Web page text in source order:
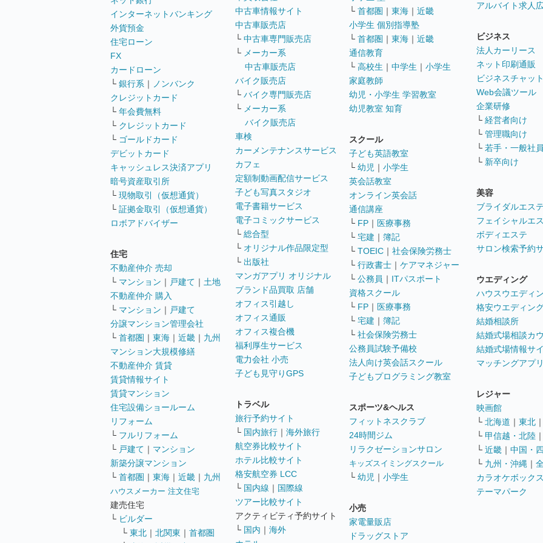
インターネットバンキング
外貨預金
住宅ローン
FX
カードローン
└ 銀行系 ｜
ノンバンク
クレジットカード
└ 年会費無料
└ クレジットカード
└ ゴールドカード
デビットカード
キャッシュレス決済アプリ
暗号資産取引所
└ 現物取引（仮想通貨）
└ 証拠金取引（仮想通貨）
ロボアドバイザー
住宅
不動産仲介 売却
└ マンション ｜ 戸建て ｜ 土地
不動産仲介 購入
└ マンション ｜ 戸建て
分譲マンション管理会社
└ 首都圏 ｜ 東海 ｜ 近畿 ｜ 九州
マンション大規模修繕
不動産仲介 賃貸
賃貸情報サイト
賃貸マンション
住宅設備ショールーム
リフォーム
└ フルリフォーム
└ 戸建て ｜ マンション
新築分譲マンション
└ 首都圏 ｜ 東海 ｜ 近畿 ｜ 九州
ハウスメーカー 注文住宅
建売住宅
└ ビルダー
└ 東北 ｜ 北関東 ｜ 首都圏
中古車情報サイト
中古車販売店
└ 中古車専門販売店
└ メーカー系
中古車販売店
バイク販売店
└ バイク専門販売店
└ メーカー系
バイク販売店
車検
カーメンテナンスサービス
カフェ
定額制動画配信サービス
子ども写真スタジオ
電子書籍サービス
電子コミックサービス
└ 総合型
└ オリジナル作品限定型
└ 出版社
マンガアプリ オリジナル
ブランド品買取 店舗
オフィス引越し
オフィス通販
オフィス複合機
福利厚生サービス
電力会社 小売
子ども見守りGPS
トラベル
旅行予約サイト
└ 国内旅行 ｜ 海外旅行
航空券比較サイト
ホテル比較サイト
格安航空券 LCC
└ 国内線 ｜ 国際線
ツアー比較サイト
アクティビティ予約サイト
└ 国内 ｜ 海外
└ 首都圏 ｜ 東海 ｜ 近畿
小学生 個別指導塾
└ 首都圏 ｜ 東海 ｜ 近畿
通信教育
└ 高校生 ｜ 中学生 ｜ 小学生
家庭教師
幼児・小学生 学習教室
幼児教室 知育
スクール
子ども英語教室
└ 幼児 ｜ 小学生
英会話教室
オンライン英会話
通信講座
└ FP ｜ 医療事務
└ 宅建 ｜ 簿記
└ TOEIC ｜ 社会保険労務士
└ 行政書士 ｜ ケアマネジャー
└ 公務員 ｜ ITパスポート
資格スクール
└ FP ｜ 医療事務
└ 宅建 ｜ 簿記
└ 社会保険労務士
公務員試験予備校
法人向け英会話スクール
子どもプログラミング教室
スポーツ&ヘルス
フィットネスクラブ
24時間ジム
リラクゼーションサロン
キッズスイミングスクール
└ 幼児 ｜ 小学生
小売
家電量販店
ドラッグストア
アルバイト求人
ビジネス
法人カーリース
ネット印刷通販
ビジネスチャッ
Web会議ツール
企業研修
└ 経営者向け
└ 管理職向け
└ 若手・一般社
└ 新卒向け
美容
ブライダルエス
フェイシャルエ
ボディエステ
サロン検索予約
ウエディング
ハウスウエディ
格安ウエディン
結婚相談所
結婚式場相談カ
結婚式場情報サ
マッチングアプ
レジャー
映画館
└ 北海道 ｜ 東北
└ 甲信越・北陸
└ 近畿 ｜ 中国・
└ 九州・沖縄 ｜
カラオケボック
テーマパーク